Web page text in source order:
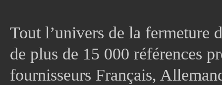
Tout l’univers de la fermeture
de plus de 15 000 références
fournisseurs Français,